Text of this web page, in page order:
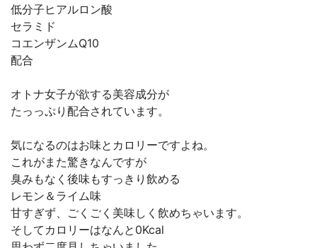
低分子ヒアルロン酸
セラミド
コエンザンムQ10
配合
オトナ女子が欲する美容成分が
たっっぷり配合されています。
気になるのはお味とカロリーですよね。
これがまた驚きなんですが
臭みもなく後味もすっきり飲める
レモン＆ライム味
甘すぎず、ごくごく美味しく飲めちゃいます。
そしてカロリーはなんと0Kcal